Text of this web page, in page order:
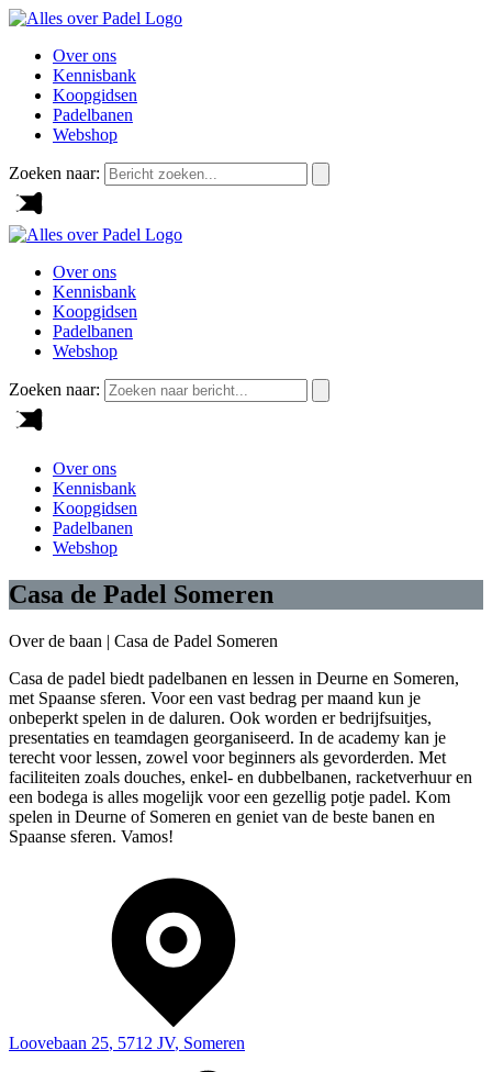
Over ons
Kennisbank
Koopgidsen
Padelbanen
Webshop
Zoeken naar:
Over ons
Kennisbank
Koopgidsen
Padelbanen
Webshop
Zoeken naar:
Over ons
Kennisbank
Koopgidsen
Padelbanen
Webshop
Casa de Padel Someren
Over de baan | Casa de Padel Someren
Casa de padel biedt padelbanen en lessen in Deurne en Someren,
met Spaanse sferen. Voor een vast bedrag per maand kun je
onbeperkt spelen in de daluren. Ook worden er bedrijfsuitjes,
presentaties en teamdagen georganiseerd. In de academy kan je
terecht voor lessen, zowel voor beginners als gevorderden. Met
faciliteiten zoals douches, enkel- en dubbelbanen, racketverhuur en
een bodega is alles mogelijk voor een gezellig potje padel. Kom
spelen in Deurne of Someren en geniet van de beste banen en
Spaanse sferen. Vamos!
Loovebaan 25, 5712 JV, Someren